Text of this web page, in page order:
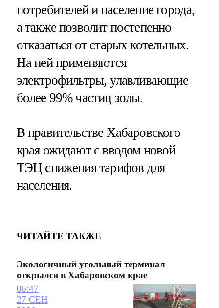
потребителей и население города,
а также позволит постепенно
отказаться от старых котельных.
На ней применяются
электрофильтры, улавливающие
более 99% частиц золы.
В правительстве Хабаровского
края ожидают с вводом новой
ТЭЦ снижения тарифов для
населения.
ЧИТАЙТЕ ТАКЖЕ
Экологичный угольный терминал
открылся в Хабаровском крае
06:47
27 СЕН